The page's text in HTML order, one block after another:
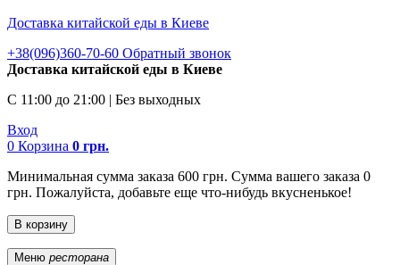
Доставка китайской еды в Киеве
+38(096)360-70-60 Обратный звонок
Доставка китайской еды в Киеве
С 11:00 до 21:00 | Без выходных
Вход
0 Корзина 0 грн.
Минимальная сумма заказа 600 грн. Сумма вашего заказа 0
грн. Пожалуйста, добавьте еще что-нибудь вкусненькое!
В корзину
Меню ресторана